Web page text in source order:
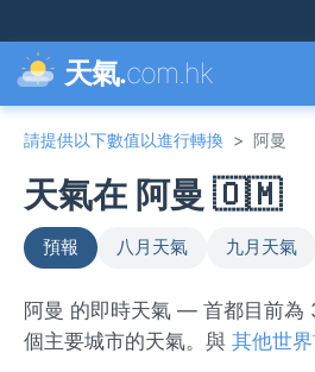
天氣.com.hk
請提供以下數值以進行轉換 > 阿曼
天氣在 阿曼 🇴🇲
預報 八月天氣 九月天氣
阿曼 的即時天氣 — 首都目前為
個主要城市的天氣。與 其他世